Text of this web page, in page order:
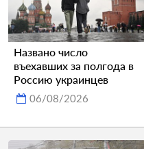
Названо число
въехавших за полгода в
Россию украинцев
06/08/2026